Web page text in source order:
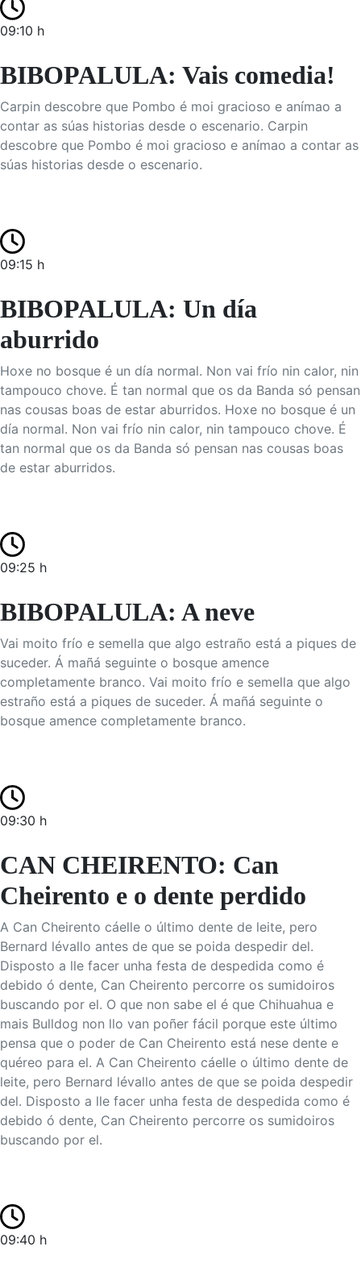
09:10 h
BIBOPALULA: Vais comedia!
Carpin descobre que Pombo é moi gracioso e anímao a
contar as súas historias desde o escenario. Carpin
descobre que Pombo é moi gracioso e anímao a contar as
súas historias desde o escenario.
09:15 h
BIBOPALULA: Un día
aburrido
Hoxe no bosque é un día normal. Non vai frío nin calor, nin
tampouco chove. É tan normal que os da Banda só pensan
nas cousas boas de estar aburridos. Hoxe no bosque é un
día normal. Non vai frío nin calor, nin tampouco chove. É
tan normal que os da Banda só pensan nas cousas boas
de estar aburridos.
09:25 h
BIBOPALULA: A neve
Vai moito frío e semella que algo estraño está a piques de
suceder. Á mañá seguinte o bosque amence
completamente branco. Vai moito frío e semella que algo
estraño está a piques de suceder. Á mañá seguinte o
bosque amence completamente branco.
09:30 h
CAN CHEIRENTO: Can
Cheirento e o dente perdido
A Can Cheirento cáelle o último dente de leite, pero
Bernard lévallo antes de que se poida despedir del.
Disposto a lle facer unha festa de despedida como é
debido ó dente, Can Cheirento percorre os sumidoiros
buscando por el. O que non sabe el é que Chihuahua e
mais Bulldog non llo van poñer fácil porque este último
pensa que o poder de Can Cheirento está nese dente e
quéreo para el. A Can Cheirento cáelle o último dente de
leite, pero Bernard lévallo antes de que se poida despedir
del. Disposto a lle facer unha festa de despedida como é
debido ó dente, Can Cheirento percorre os sumidoiros
buscando por el.
09:40 h